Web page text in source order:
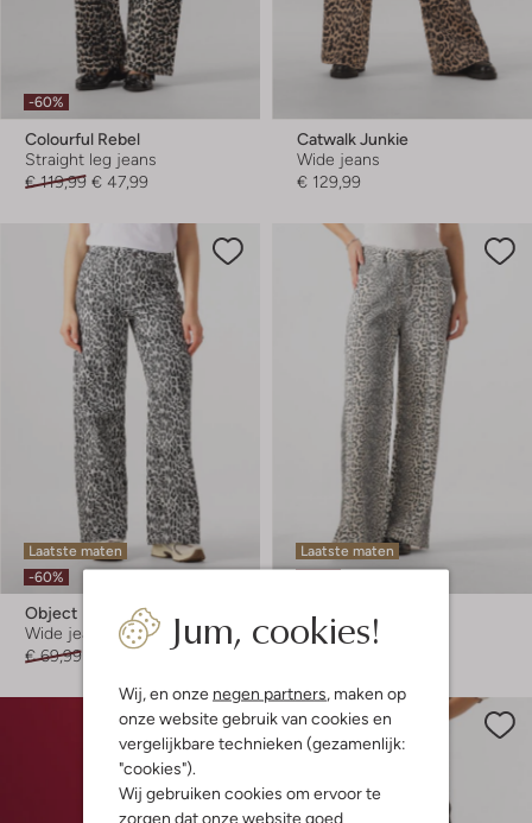
Jum, cookies!
Wij, en onze negen partners , maken op
onze website gebruik van cookies en
vergelijkbare technieken (gezamenlijk:
"cookies").
Wij gebruiken cookies om ervoor te
zorgen dat onze website goed
-60%
Colourful Rebel
Straight leg jeans
€ 119,99 € 47,99
Catwalk Junkie
Wide jeans
€ 129,99
Laatste maten
-60%
Object
Wide jeans
€ 69,99
€ 27,99
Laatste maten
Refined Department
Straight leg jeans